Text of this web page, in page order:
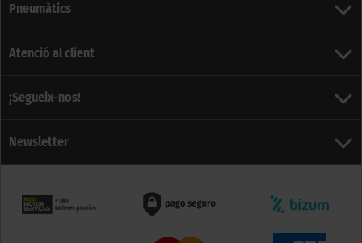
Pneumàtics
Atenció al client
¡Segueix-nos!
Newsletter